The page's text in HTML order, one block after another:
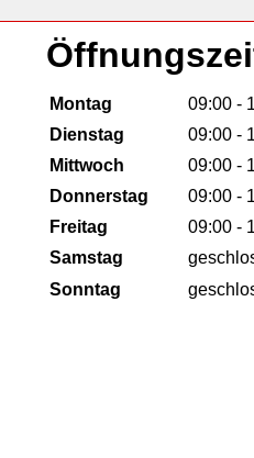
Montag
09:00 -
Dienstag
09:00 -
Mittwoch
09:00 -
Donnerstag
09:00 -
Freitag
09:00 -
Samstag
Sonntag